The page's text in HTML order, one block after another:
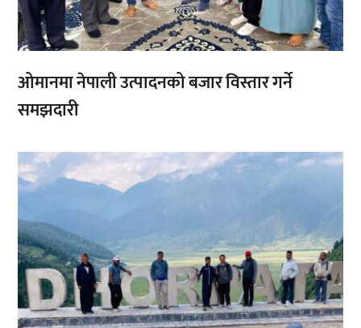
ओमानमा नेपाली उत्पादनको बजार विस्तार गर्ने
समझदारी
,,